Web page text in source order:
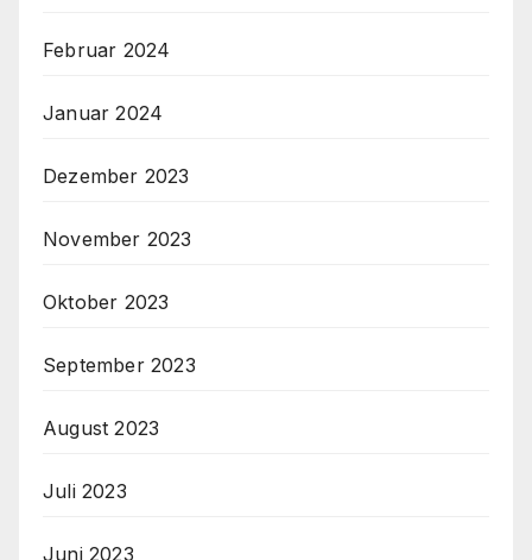
Februar 2024
Januar 2024
Dezember 2023
November 2023
Oktober 2023
September 2023
August 2023
Juli 2023
Juni 2023